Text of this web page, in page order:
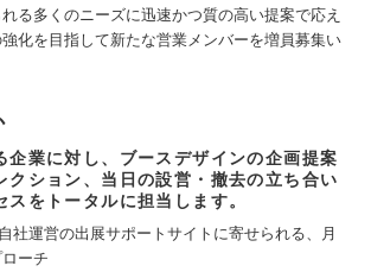
る多くのニーズに迅速かつ質の高い提案で応え
化を目指して新たな営業メンバーを増員募集い
企業に対し、ブースデザインの企画提案
クション、当日の設営・撤去の立ち合い
スをトータルに担当します。
社運営の出展サポートサイトに寄せられる、月
ーチ